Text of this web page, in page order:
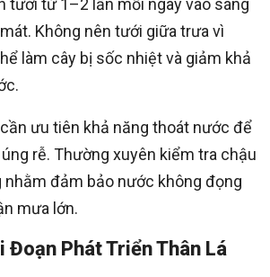
tưới từ 1–2 lần mỗi ngày vào sáng
Không nên tưới giữa trưa vì
làm cây bị sốc nhiệt và giảm khả
ưu tiên khả năng thoát nước để
rễ. Thường xuyên kiểm tra chậu
nhằm đảm bảo nước không đọng
mưa lớn.
Đoạn Phát Triển Thân Lá